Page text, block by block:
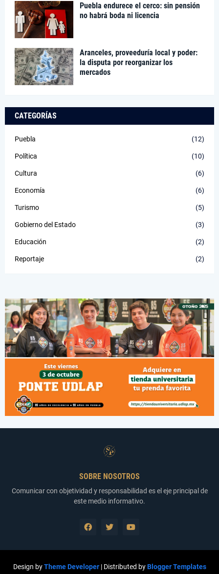
Puebla endurece el cerco: sin pensión
no habrá boda ni licencia
Aranceles, proveeduría local y poder:
la disputa por reorganizar los
mercados
CATEGORÍAS
Puebla (12)
Política (10)
Cultura (6)
Economía (6)
Turismo (5)
Gobierno del Estado (3)
Educación (2)
Reportaje (2)
SOBRE NOSOTROS
Comunicar con objetividad y responsabilidad es el eje principal de
este medio informativo.
Design byTheme Developer| Distributed byBlogger Templates